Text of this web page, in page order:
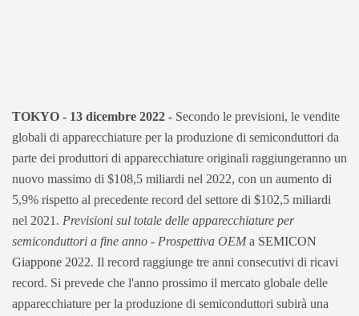
TOKYO - 13 dicembre 2022 - Secondo le previsioni, le vendite
globali di apparecchiature per la produzione di semiconduttori da
parte dei produttori di apparecchiature originali raggiungeranno un
nuovo massimo di $108,5 miliardi nel 2022, con un aumento di
5,9% rispetto al precedente record del settore di $102,5 miliardi
nel 2021. Previsioni sul totale delle apparecchiature per
semiconduttori a fine anno - Prospettiva OEMa SEMICON
Giappone 2022. Il record raggiunge tre anni consecutivi di ricavi
record. Si prevede che l'anno prossimo il mercato globale delle
apparecchiature per la produzione di semiconduttori subirà una